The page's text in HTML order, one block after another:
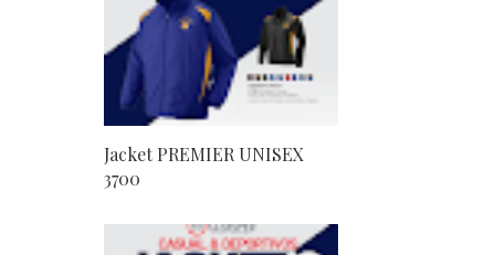
Jacket PREMIER UNISEX
3700